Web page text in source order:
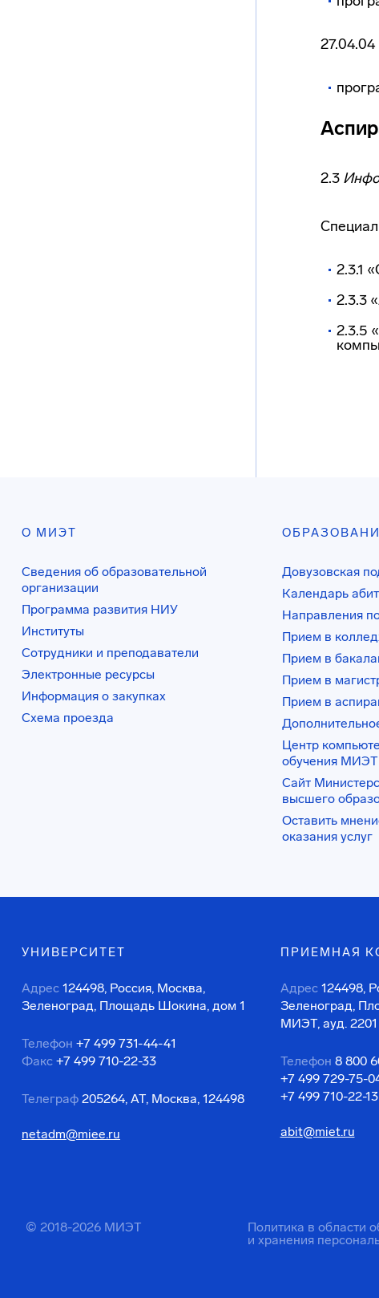
27.04.04
2.3
2.3.1
2.3.3
2.3.5
О МИЭТ
Сведения об образовательной
организации
Программа развития НИУ
Институты
Сотрудники и преподаватели
Электронные ресурсы
Информация о закупках
Схема проезда
Довузовская
Календарь
Направления
Прием в
Прием в
Прием в
Прием в
Центр
обучения МИЭТ
Сайт
высшего
Оставить
оказания услуг
УНИВЕРСИТЕТ
Адрес 124498, Россия, Москва,
Зеленоград, Площадь Шокина, дом 1
Телефон +7 499 731-44-41
Факс +7 499 710-22-33
Телеграф 205264, АТ, Москва, 124498
netadm@miee.ru
ПРИЕМНАЯ
Адрес 124498,
Зеленоград,
МИЭТ, ауд. 2201
Телефон 8 800
+7 499 729-75-
+7 499 710-22-13
abit@miet.ru
© 2018-2026 МИЭТ
Политика в области
и хранения